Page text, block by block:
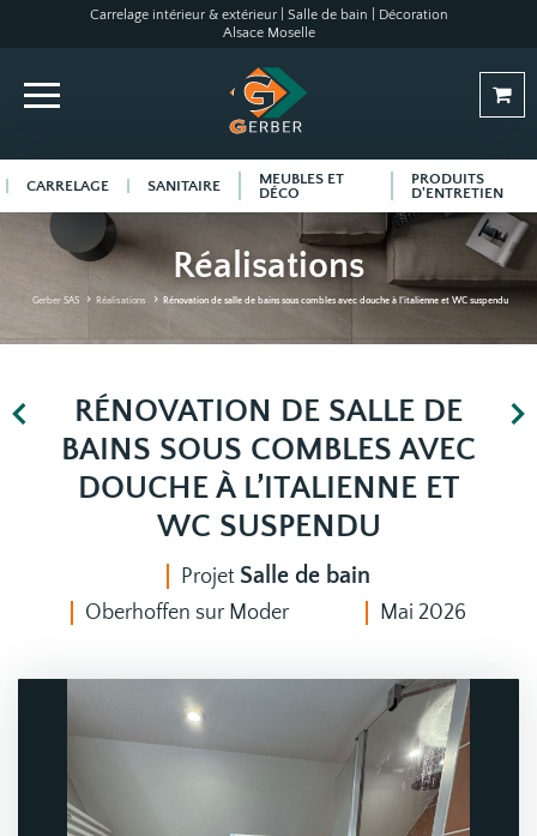
Carrelage intérieur & extérieur | Salle de bain | Décoration
Alsace Moselle
CARRELAGE SANITAIRE
MEUBLES ET
DÉCO
PRODUITS
D'ENTRETIEN
Réalisations
Gerber SAS Réalisations Rénovation de salle de bains sous combles avec douche à l’italienne et WC suspendu
RÉNOVATION DE SALLE DE
BAINS SOUS COMBLES AVEC
DOUCHE À L’ITALIENNE ET
WC SUSPENDU
Projet Salle de bain
Oberhoffen sur Moder Mai 2026